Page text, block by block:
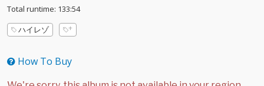
Total runtime: 133:54
ハイレゾ
How To Buy